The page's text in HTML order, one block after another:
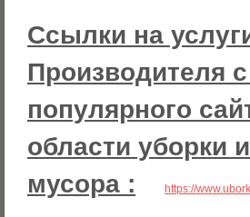
Ссылки на
Производителя
популярного
области уборки
мусора :
https://